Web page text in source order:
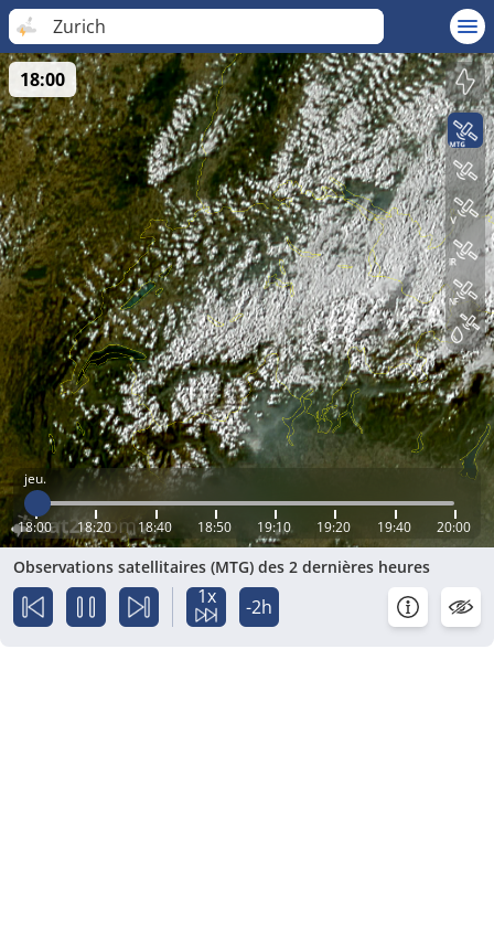
Zurich
jeu.
18:00 18:20 18:40 18:50 19:10 19:20 19:40 20:00
18:00
Observations satellitaires (MTG) des 2 dernières heures
1x -2h